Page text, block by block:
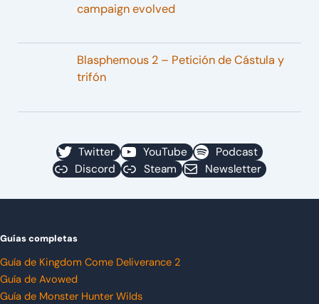
campaign evolved
Blasphemous 2 – Petición de Cástula y
trifón
Twitter YouTube
Podcast
Discord
Steam Newsletter
Guías completas
Guía de Kingdom Come Deliverance 2
Guía de Avowed
Guía de Monster Hunter Wilds